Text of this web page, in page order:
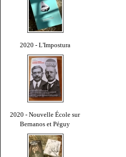
2020 - L'Impostura
2020 - Nouvelle École sur
Bernanos et Péguy